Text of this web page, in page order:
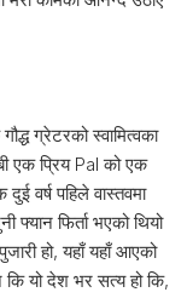
ग्रेटरको स्वामित्वका
एक प्रिय Pal को एक
वर्ष पहिले वास्तवमा
फ्यान फिर्ता भएको थियो
हो, यहाँ यहाँ आएको
यो देश भर सत्य हो कि,